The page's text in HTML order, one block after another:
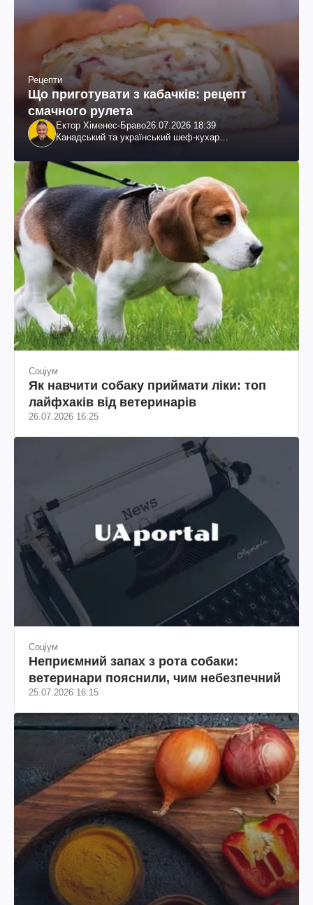
Рецепти
Що приготувати з кабачків: рецепт
смачного рулета
Ектор Хіменес-Браво26.07.2026 18:39
Канадський та український шеф-кухар
Соціум
Як навчити собаку приймати ліки: топ
лайфхаків від ветеринарів
26.07.2026 16:25
Соціум
Неприємний запах з рота собаки:
ветеринари пояснили, чим небезпечний
25.07.2026 16:15